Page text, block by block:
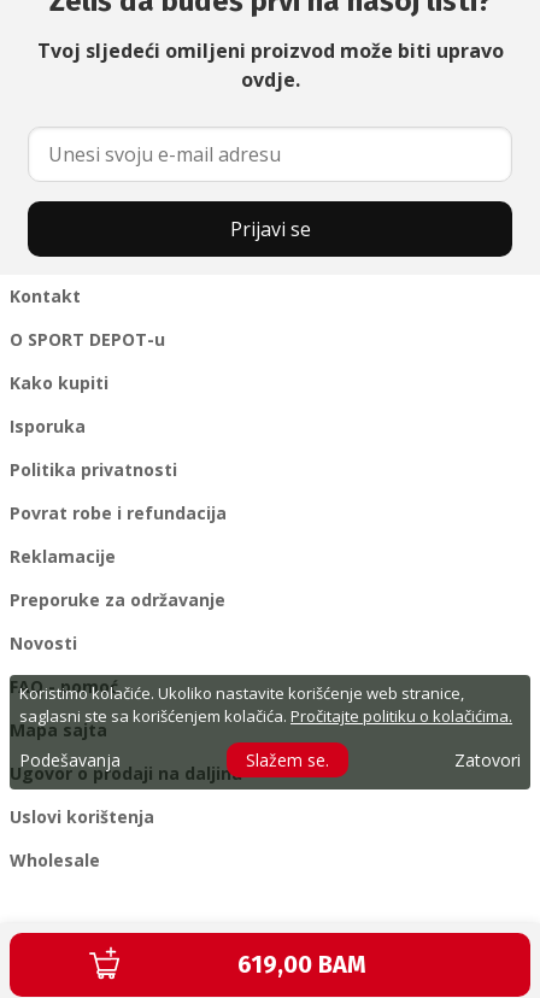
Koristimo kolačiće. Ukoliko nastavite korišćenje web stranice,
saglasni ste sa korišćenjem kolačića. Pročitajte politiku o kolačićima.
Podešavanja Slažem se. Zatovori
Текуща цена:
619,00 BAM
Tvoj sljedeći omiljeni proizvod može biti upravo
ovdje.
Prijavi se
Kontakt
O SPORT DEPOT-u
Kako kupiti
Isporuka
Politika privatnosti
Povrat robe i refundacija
Reklamacije
Preporuke za održavanje
Novosti
FAQ - pomoć
Mapa sajta
Ugovor o prodaji na daljinu
Uslovi korištenja
Wholesale
Copyright © 1996-2026 SPORT DEPOT SA
Web design & development by ICYGEN